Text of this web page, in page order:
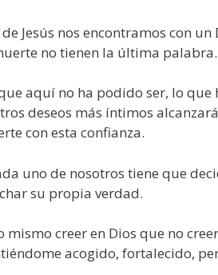
Jesús nos encontramos con
no tienen la última palabra.
aquí no ha podido ser, lo
deseos más íntimos
con esta confianza.
uno de nosotros tiene que
su propia verdad.
mismo creer en Dios que no
acogido, fortalecido,